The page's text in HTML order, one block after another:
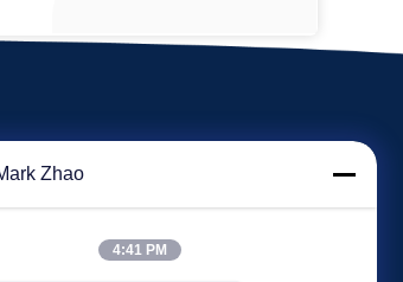
Zhao
4:41 PM